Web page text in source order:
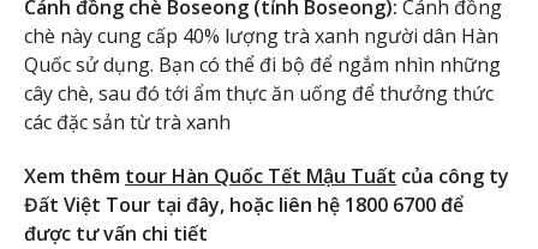
Cánh đồng chè Boseong (tỉnh Boseong): Cánh đồng
chè này cung cấp 40% lượng trà xanh người dân Hàn
Quốc sử dụng. Bạn có thể đi bộ để ngắm nhìn những
cây chè, sau đó tới ẩm thực ăn uống để thưởng thức
các đặc sản từ trà xanh
Xem thêm tour Hàn Quốc Tết Mậu Tuất của công ty
Đất Việt Tour tại đây, hoặc liên hệ 1800 6700 để
được tư vấn chi tiết